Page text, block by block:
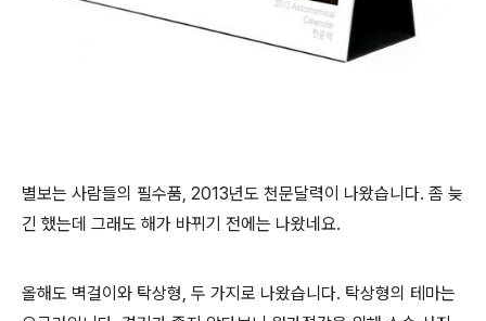
별보는 사람들의 필수품, 2013년도 천문달력이 나왔습니다. 좀 늦
긴 했는데 그래도 해가 바뀌기 전에는 나왔네요.
올해도 벽걸이와 탁상형, 두 가지로 나왔습니다. 탁상형의 테마는